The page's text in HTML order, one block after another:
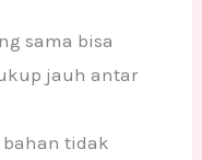
sama bisa
jauh antar
bahan tidak